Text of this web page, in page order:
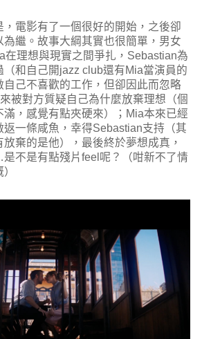
，電影有了一個很好的開始，之後卻
繼。故事大綱其實也很簡單，男女
在理想與現實之間爭扎，Sebastian為
（和自己開jazz club還有Mia當演員的
自己不喜歡的工作，但卻因此而忽略
被對方質疑自己為什麼放棄理想（個
滿，感覺有點夾硬來）；Mia本來已經
一條咸魚，幸得Sebastian支持（其
棄的是他），最後終於夢想成真，
不是有點殘片feel呢？（咁新不了情